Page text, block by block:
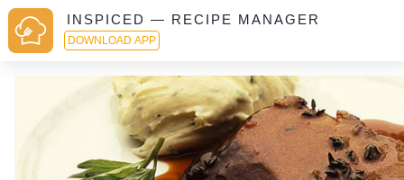
INSPICED — RECIPE MANAGER
DOWNLOAD APP